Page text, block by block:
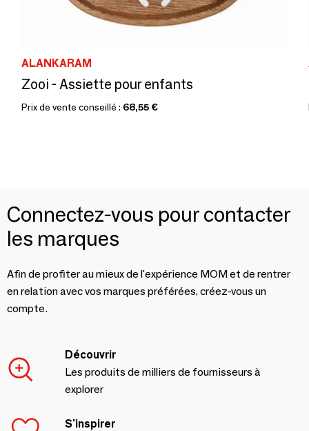
ALANKARAM
Zooi - Assiette pour enfants
Prix de vente conseillé : 68,55 €
Connectez-vous pour contacter
les marques
Afin de profiter au mieux de l'expérience MOM et de rentrer
en relation avec vos marques préférées, créez-vous un
compte.
Découvrir
Les produits de milliers de fournisseurs à
explorer
S'inspirer